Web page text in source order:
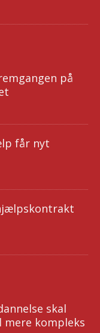
på
får nyt
skal
kompleks